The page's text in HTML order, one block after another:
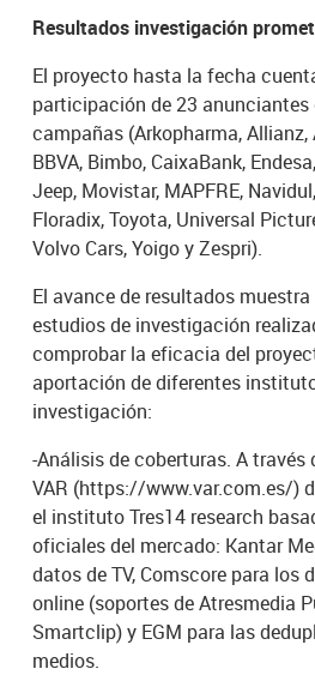
Resultados investigación
El proyecto hasta la fecha
participación de 23 anunciantes
campañas (Arkopharma, Allianz,
BBVA, Bimbo, CaixaBank,
Jeep, Movistar, MAPFRE,
Floradix, Toyota, Universal
Volvo Cars, Yoigo y Zespri).
El avance de resultados
estudios de investigación
comprobar la eficacia del
aportación de diferentes
investigación:
-Análisis de coberturas. A través
VAR (https://www.var.com.es/)
el instituto Tres14 research
oficiales del mercado: Kantar
datos de TV, Comscore para los
online (soportes de Atresmedia
Smartclip) y EGM para las
medios.